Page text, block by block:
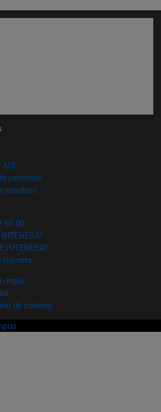
en nueva ventana)
personas(abre en nueva ventana)
nosotros(abre en nueva ventana)
56 00
INTERESA?
legal
de cookies